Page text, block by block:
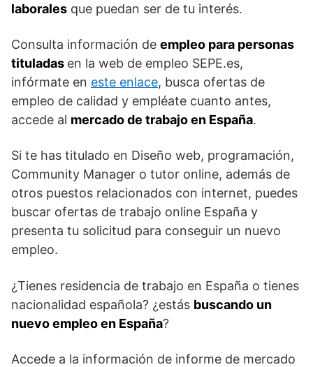
laborales que puedan ser de tu interés.
Consulta información de empleo para personas
tituladas en la web de empleo SEPE.es,
infórmate en este enlace, busca ofertas de
empleo de calidad y empléate cuanto antes,
accede al mercado de trabajo en España.
Si te has titulado en Diseño web, programación,
Community Manager o tutor online, además de
otros puestos relacionados con internet, puedes
buscar ofertas de trabajo online España y
presenta tu solicitud para conseguir un nuevo
empleo.
¿Tienes residencia de trabajo en España o tienes
nacionalidad española? ¿estás buscando un
nuevo empleo en España?
Accede a la información de informe de mercado